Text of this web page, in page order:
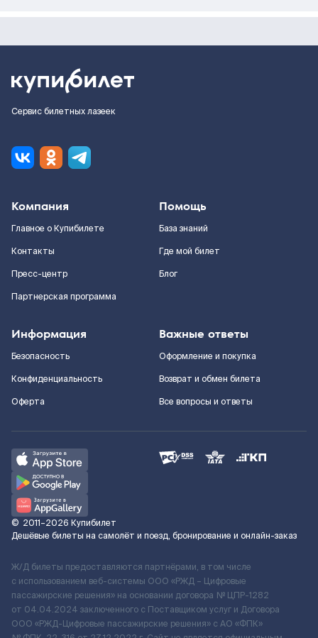
Сервис билетных лазеек
Компания
Главное о Купибилете
Контакты
Пресс-центр
Партнерская программа
Помощь
База знаний
Где мой билет
Блог
Информация
Безопасность
Конфиденциальность
Оферта
Важные ответы
Оформление и покупка
Возврат и обмен билета
Все вопросы и ответы
© 2011–2026 Купибилет
Дешёвые билеты на самолёт и поезд, бронирование и онлайн-заказ
Ж/Д билеты предоставляются партнёрами, в том числе
с использованием веб-системы ООО «РЖД – Цифровые
пассажирские решения» на основании договора № ЦПР-1282
от 04.04.2024 заключенного с Поставщиком услуг и Договора
ООО «РЖД-Цифровые пассажирские решения» c АО «ФПК»